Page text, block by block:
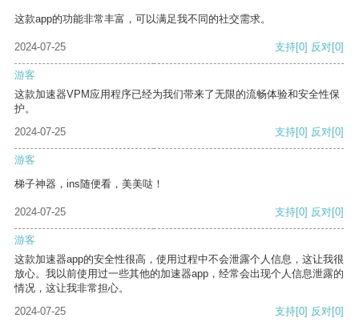
这款app的功能非常丰富，可以满足我不同的社交需求。
2024-07-25 支持[0] 反对[0]
游客
这款加速器VPM应用程序已经为我们带来了无限的流畅体验和安全性保
护。
2024-07-25
支持[0] 反对[0]
游客
梯子神器，ins随便看，美美哒！
2024-07-25 支持[0] 反对[0]
游客
这款加速器app的安全性很高，使用过程中不会泄露个人信息，这让我很
放心。我以前使用过一些其他的加速器app，经常会出现个人信息泄露的
情况，这让我非常担心。
2024-07-25
支持[0] 反对[0]